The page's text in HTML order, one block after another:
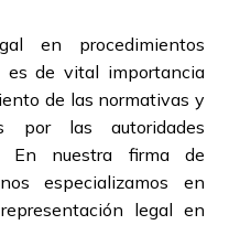
en procedimientos
es de vital importancia
de las normativas y
por las autoridades
En nuestra firma de
especializamos en
legal en